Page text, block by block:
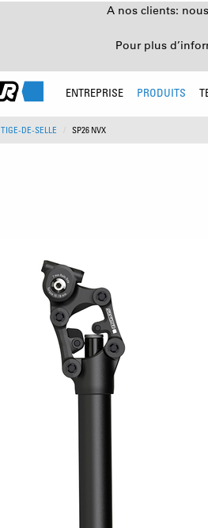
A nos clients:
Pour plus
ENTREPRISE PRODUITS
TIGE-DE-SELLE SP26 NVX